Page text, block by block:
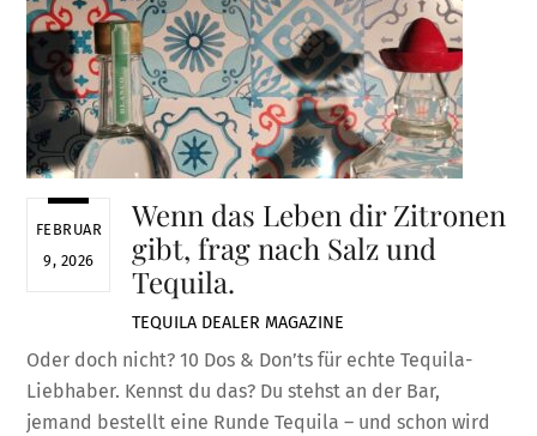
FEBRUAR
9, 2026
Wenn das Leben dir Zitronen
gibt, frag nach Salz und
Tequila.
TEQUILA DEALER MAGAZINE
Oder doch nicht? 10 Dos & Don’ts für echte Tequila-
Liebhaber. Kennst du das? Du stehst an der Bar,
jemand bestellt eine Runde Tequila – und schon wird